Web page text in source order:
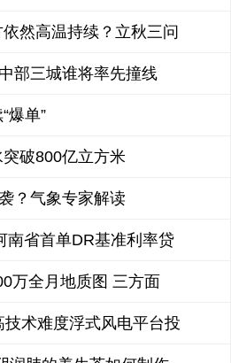
然高温持续？立秋三问
部三城谁将率先撞线
爆单”
破800亿立方米
？气象专家解读
南省首单DR基准利率贷
万全月地质图 三方面
术难度浮式风电平台投